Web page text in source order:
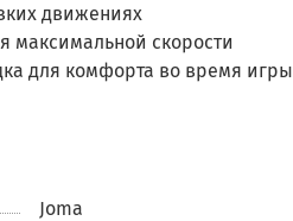
движениях
максимальной скорости
для комфорта во время игры
Joma